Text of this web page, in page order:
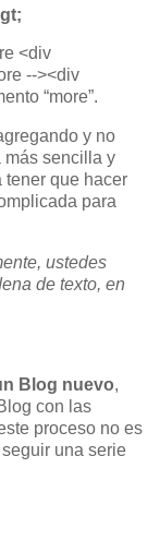
<div
--><div
“more”.
y no
más sencilla y
que hacer
para
ustedes
de texto, en
Blog nuevo,
con las
proceso no es
una serie